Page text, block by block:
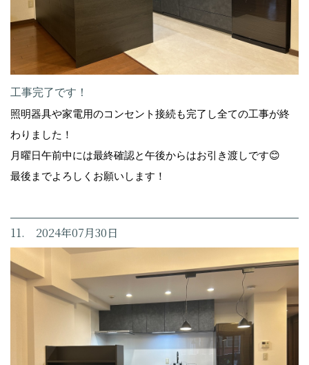
工事完了です！
照明器具や家電用のコンセント接続も完了し全ての工事が終
わりました！
月曜日午前中には最終確認と午後からはお引き渡しです😊
最後までよろしくお願いします！
11. 2024年07月30日